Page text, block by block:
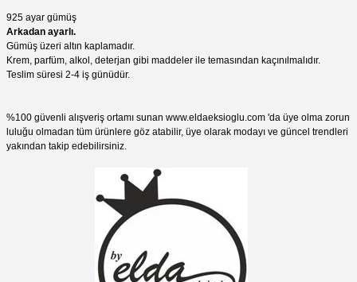
925 ayar gümüş
Arkadan ayarlı.
Gümüş üzeri altın kaplamadır.
Krem, parfüm, alkol, deterjan gibi maddeler ile temasından kaçınılmalıdır.
Teslim süresi 2-4 iş günüdür.
%100 güvenli alışveriş ortamı sunan www.eldaeksioglu.com 'da üye olma zorun
luluğu olmadan tüm ürünlere göz atabilir, üye olarak modayı ve güncel trendleri
yakından takip edebilirsiniz.